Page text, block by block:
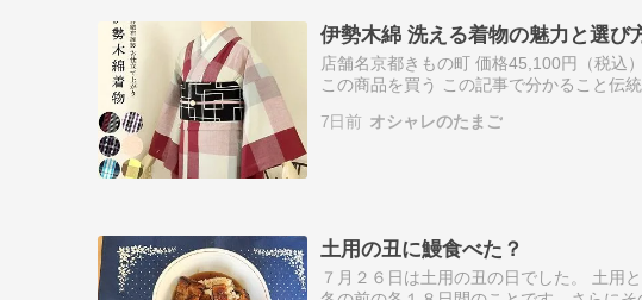
伊勢木綿 洗える着物の魅力と選び
店舗名京都きもの町 価格45,100円（税込
この商品を買う この記事で分かること伝
入時…
7日前 オシャレのたまご
土用の丑に鰻食べた？
７月２６日は土用の丑の日でした。 土用